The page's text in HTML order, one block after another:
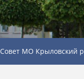
Совет МО Крыловский